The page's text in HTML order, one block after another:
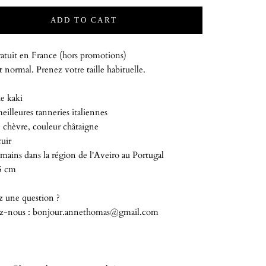
ADD TO CART
en France (hors promotions)
normal. Prenez votre taille habituelle.
kaki
tanneries italiennes
couleur châtaigne
dans la région de l'Aveiro au Portugal
cm
une question ?
nous : bonjour.annethomas@gmail.com